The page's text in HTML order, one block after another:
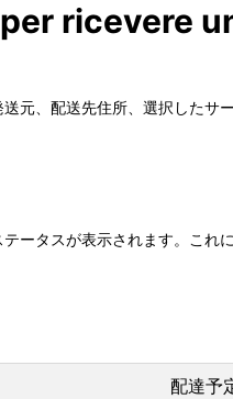
ricevere
、配送先住所、選択したサ
ータスが表示されます。これ
配達予